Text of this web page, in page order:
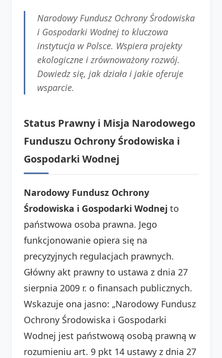
Narodowy Fundusz Ochrony Środowiska
i Gospodarki Wodnej to kluczowa
instytucja w Polsce. Wspiera projekty
ekologiczne i zrównoważony rozwój.
Dowiedz się, jak działa i jakie oferuje
wsparcie.
Status Prawny i Misja Narodowego
Funduszu Ochrony Środowiska i
Gospodarki Wodnej
Narodowy Fundusz Ochrony
Środowiska i Gospodarki Wodnej to
państwowa osoba prawna. Jego
funkcjonowanie opiera się na
precyzyjnych regulacjach prawnych.
Główny akt prawny to ustawa z dnia 27
sierpnia 2009 r. o finansach publicznych.
Wskazuje ona jasno: „Narodowy Fundusz
Ochrony Środowiska i Gospodarki
Wodnej jest państwową osobą prawną w
rozumieniu art. 9 pkt 14 ustawy z dnia 27